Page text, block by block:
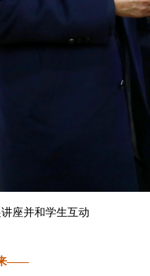
座并和学生互动
——